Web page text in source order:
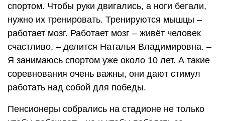
спортом. Чтобы руки двигались, а ноги бегали,
нужно их тренировать. Тренируются мышцы –
работает мозг. Работает мозг – живёт человек
счастливо, – делится Наталья Владимировна. –
Я занимаюсь спортом уже около 10 лет. А такие
соревнования очень важны, они дают стимул
работать над собой для победы.
Пенсионеры собрались на стадионе не только